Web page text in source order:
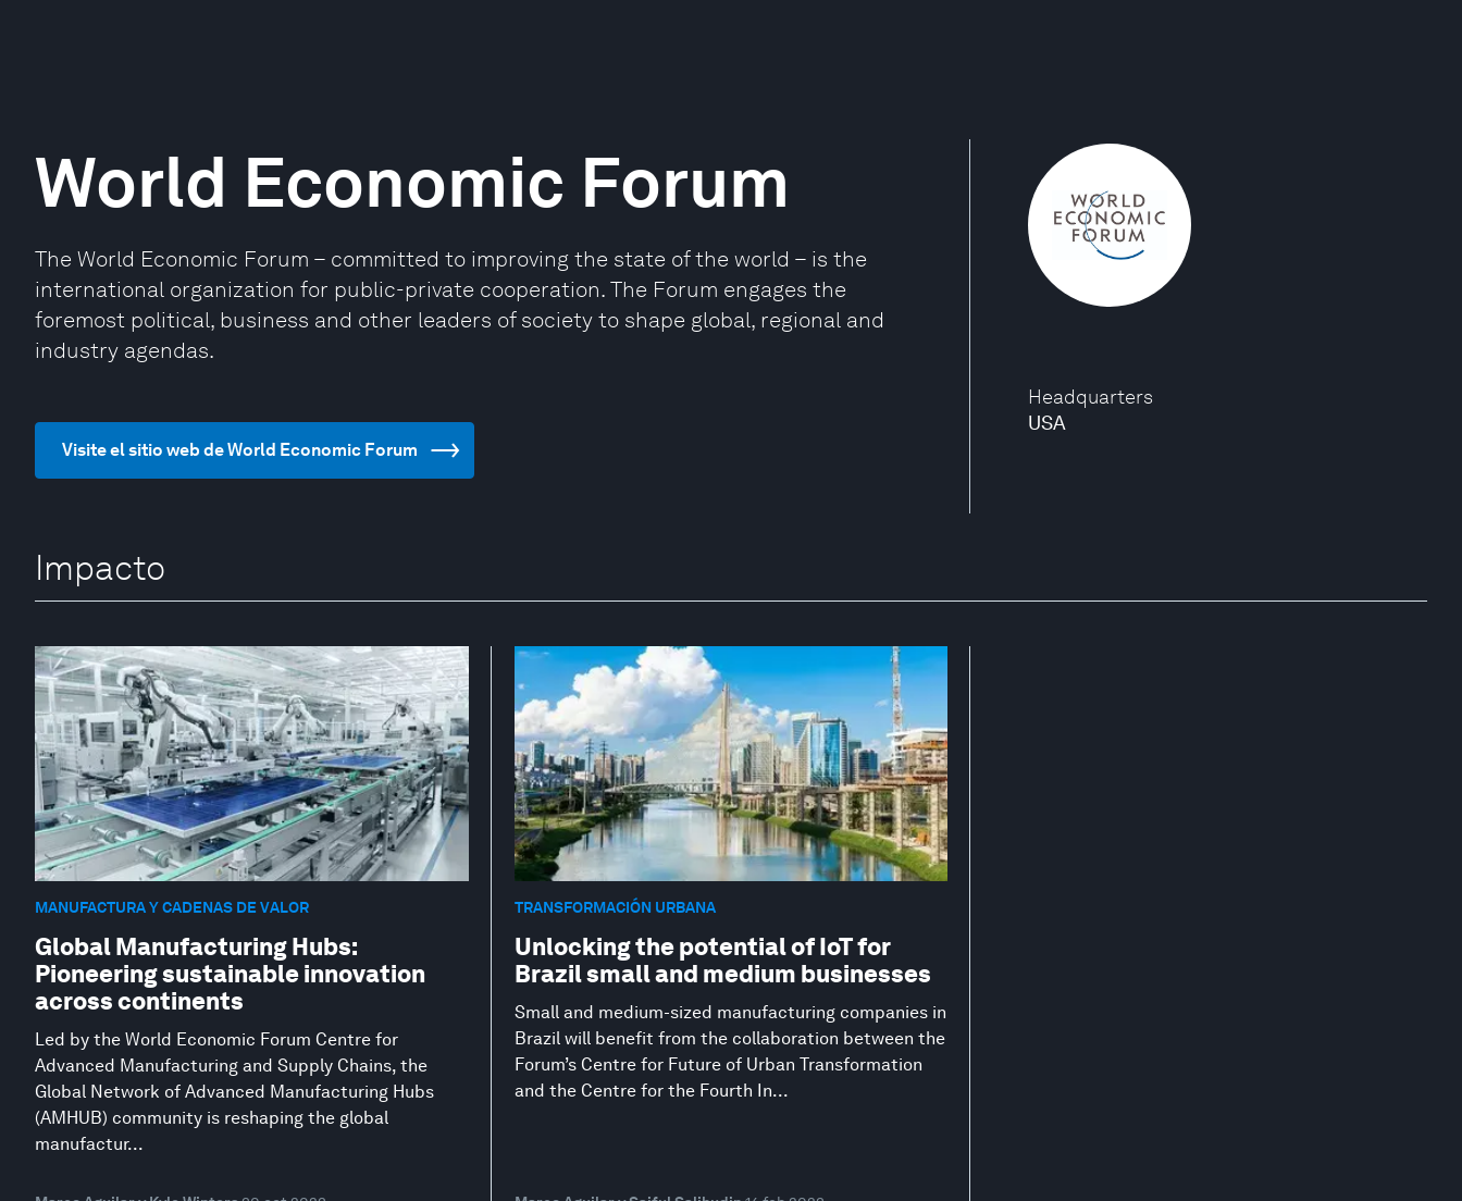
Headquarters
USA
World Economic Forum
The World Economic Forum – committed to improving the state of the world – is the
international organization for public-private cooperation. The Forum engages the
foremost political, business and other leaders of society to shape global, regional and
industry agendas.
Visite el sitio web de World Economic Forum
Impacto
MANUFACTURA Y CADENAS DE VALOR
Global Manufacturing Hubs:
Pioneering sustainable innovation
across continents
Led by the World Economic Forum Centre for
Advanced Manufacturing and Supply Chains, the
Global Network of Advanced Manufacturing Hubs
(AMHUB) community is reshaping the global
manufactur...
TRANSFORMACIÓN URBANA
Unlocking the potential of IoT for
Brazil small and medium businesses
Small and medium-sized manufacturing companies in
Brazil will benefit from the collaboration between the
Forum’s Centre for Future of Urban Transformation
and the Centre for the Fourth In...